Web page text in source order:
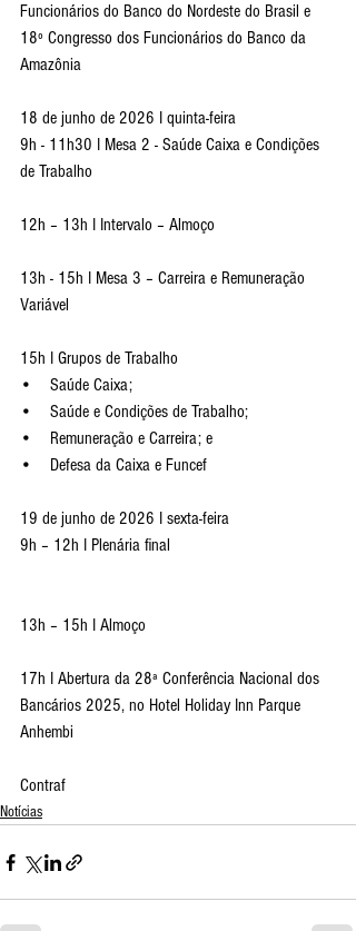
Funcionários do Banco do Nordeste do Brasil e
18º Congresso dos Funcionários do Banco da
Amazônia
18 de junho de 2026 I quinta-feira
9h - 11h30 I Mesa 2 - Saúde Caixa e Condições
de Trabalho
12h – 13h I Intervalo – Almoço
13h - 15h I Mesa 3 – Carreira e Remuneração
Variável
15h I Grupos de Trabalho
•    Saúde Caixa;
•    Saúde e Condições de Trabalho;
•    Remuneração e Carreira; e
•    Defesa da Caixa e Funcef
19 de junho de 2026 I sexta-feira
9h – 12h I Plenária final
13h – 15h I Almoço
17h I Abertura da 28ª Conferência Nacional dos
Bancários 2025, no Hotel Holiday Inn Parque
Anhembi
Contraf
Notícias